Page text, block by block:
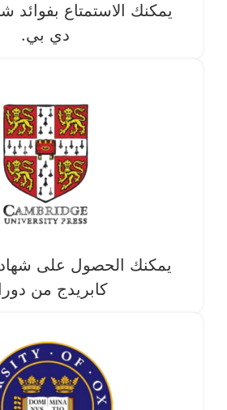
يمكنك الاستمتاع بفوائد
دي بي.
يمكنك الحصول على شهادة
كابريدج من دوراتنا